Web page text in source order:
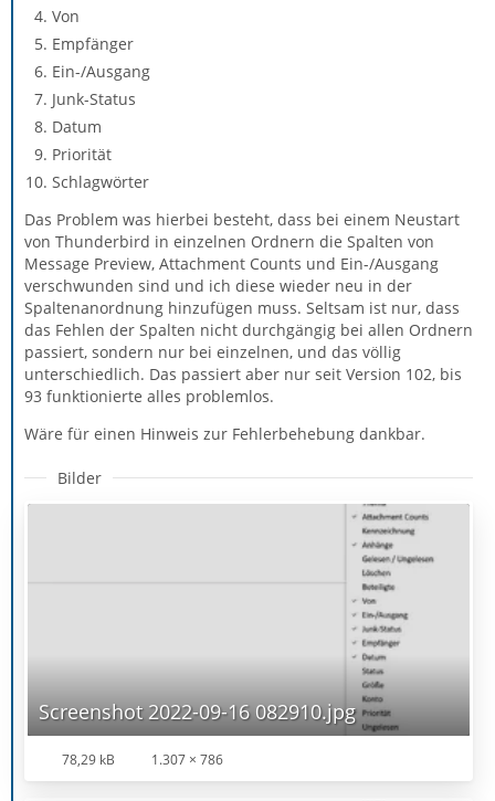
Von
Empfänger
Ein-/Ausgang
Junk-Status
Datum
Priorität
Schlagwörter
Das Problem was hierbei besteht, dass bei einem Neustart
von Thunderbird in einzelnen Ordnern die Spalten von
Message Preview, Attachment Counts und Ein-/Ausgang
verschwunden sind und ich diese wieder neu in der
Spaltenanordnung hinzufügen muss. Seltsam ist nur, dass
das Fehlen der Spalten nicht durchgängig bei allen Ordnern
passiert, sondern nur bei einzelnen, und das völlig
unterschiedlich. Das passiert aber nur seit Version 102, bis
93 funktionierte alles problemlos.
Wäre für einen Hinweis zur Fehlerbehebung dankbar.
Bilder
Screenshot 2022-09-16 082910.jpg
78,29 kB 1.307 × 786